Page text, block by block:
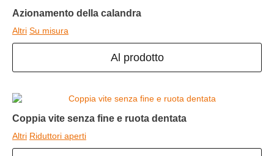
Azionamento della calandra
Altri Su misura
Al prodotto
Coppia vite senza fine e ruota dentata
Altri Riduttori aperti